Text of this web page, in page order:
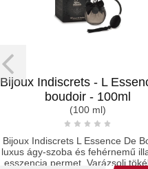
Bijoux Indiscrets - L
boudoir - 100ml
(100 ml)
Bijoux Indiscrets L Essence De
luxus ágy-szoba és fehérnemű
esszencia permet. Varázsolj